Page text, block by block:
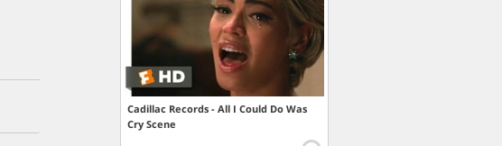
Cadillac Records - All I Could Do Was
Cry Scene